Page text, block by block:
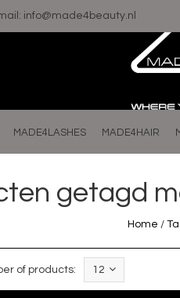
info@made4beauty.nl
MADE4LASHES MADE4HAIR
getagd
Home /
of products: 12